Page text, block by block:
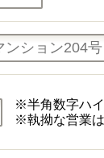
※半角数字ハイ
※執拗な営業は